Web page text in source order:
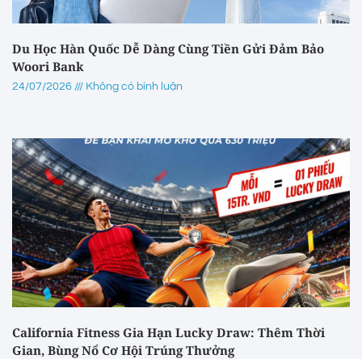
Du Học Hàn Quốc Dễ Dàng Cùng Tiền Gửi Đảm Bảo
Woori Bank
24/07/2026 Không có bình luận
California Fitness Gia Hạn Lucky Draw: Thêm Thời
Gian, Bùng Nổ Cơ Hội Trúng Thưởng